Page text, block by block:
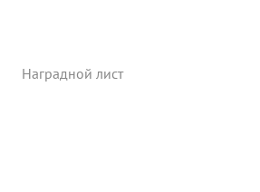
Наградной лист